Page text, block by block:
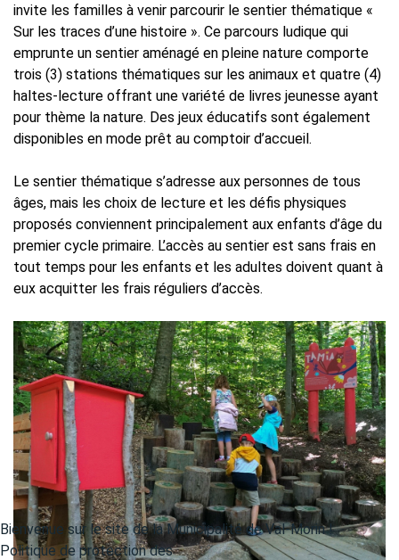
invite les familles à venir parcourir le sentier thématique «
Sur les traces d’une histoire ». Ce parcours ludique qui
emprunte un sentier aménagé en pleine nature comporte
trois (3) stations thématiques sur les animaux et quatre (4)
haltes-lecture offrant une variété de livres jeunesse ayant
pour thème la nature. Des jeux éducatifs sont également
disponibles en mode prêt au comptoir d’accueil.
Le sentier thématique s’adresse aux personnes de tous
âges, mais les choix de lecture et les défis physiques
proposés conviennent principalement aux enfants d’âge du
premier cycle primaire. L’accès au sentier est sans frais en
tout temps pour les enfants et les adultes doivent quant à
eux acquitter les frais réguliers d’accès.
Bienvenue sur le site de la Municipalité de Val-Morin !
Politique de protection des